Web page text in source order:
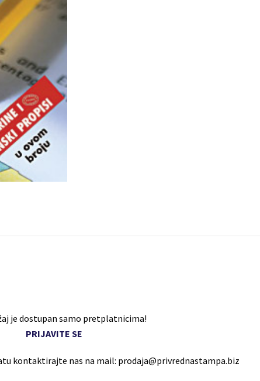
je dostupan samo pretplatnicima!
PRIJAVITE SE
kontaktirajte nas na mail: prodaja@privrednastampa.biz